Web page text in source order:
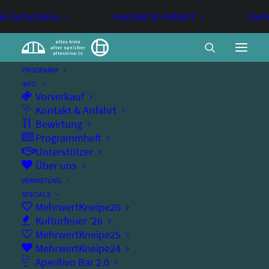
Gutscheine Kontakt & Anfahrt
PROGRAMM
INFO
Vorverkauf
Kontakt & Anfahrt
Bewirtung
Programmheft
Unterstützer
Über uns
VERMIETUNG
SPECIALS
MehrwertKneipe26
Kulturfeuer ’26
MehrwertKneipe25
MehrwertKneipe24
Aperitivo Bar 2.0
Kindertheatertage –
Familienvorstellung
FAMILIENVERANSTALTUNG
theater satt Dominik Burki - „Erwachsen?!“